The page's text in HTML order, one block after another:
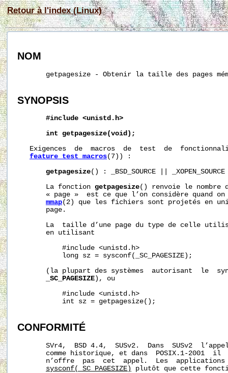
Retour à l'index (Linux)
NOM
getpagesize - Obtenir la taille des pages
SYNOPSIS
#include <unistd.h>
int getpagesize(void);
Exigences  de  macros  de  test  de
feature_test_macros(7)) :
getpagesize() : _BSD_SOURCE ||
       La fonction
getpagesize() renvoie le nombre
« page »  est ce que l’on considère quand
mmap(2) que les fichiers sont projetés en
       page.
La  taille d’une page du type de celle
       en utilisant
           #include <unistd.h>
           long sz = sysconf(_SC_PAGESIZE);
(la plupart des systèmes  autorisant  le
_SC_PAGESIZE ), ou
           #include <unistd.h>
           int sz = getpagesize();
CONFORMITÉ
SVr4,  BSD 4.4,  SUSv2.  Dans  SUSv2
comme historique, et dans  POSIX.1-2001  il
n’offre  pas  cet  appel.  Les
sysconf(_SC_PAGESIZE)
plutôt que cette